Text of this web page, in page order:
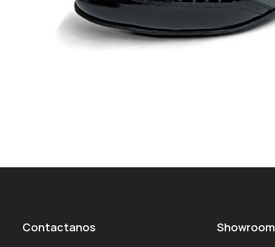
Contactanos Showroom